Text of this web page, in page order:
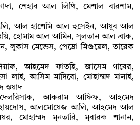
শেহাব আল লিথি, মেশাল বারশাম,
আল হাশেমি আল হুসেইন, আয়ুব আল
হোমাম আল আমিন, সুলতান আল ব্রাক,
লুকাস মেন্ডেস, পেদ্রো মিগুয়েল, তারেক
আহমেদ ফাতহি, জাসেম গাবের,
আসিম মাদিবো, মোহাম্মদ মানাই,
ওয়াদ
আকরাম আফিফ, আহমেদ
হায়দোস, আলমোয়েজ আলি, আহমেদ আল
মোহাম্মদ মুনতারি, মুবারক শানান,